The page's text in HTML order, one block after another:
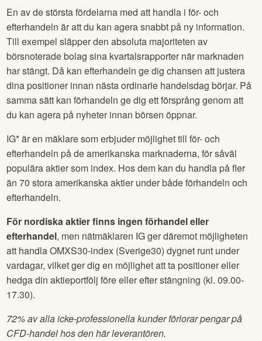
En av de största fördelarna med att handla i för- och
efterhandeln är att du kan agera snabbt på ny information.
Till exempel släpper den absoluta majoriteten av
börsnoterade bolag sina kvartalsrapporter när marknaden
har stängt. Då kan efterhandeln ge dig chansen att justera
dina positioner innan nästa ordinarie handelsdag börjar. På
samma sätt kan förhandeln ge dig ett försprång genom att
du kan agera på nyheter innan börsen öppnar.
IG* är en mäklare som erbjuder möjlighet till för- och
efterhandeln på de amerikanska marknaderna, för såväl
populära aktier som index. Hos dem kan du handla på fler
än 70 stora amerikanska aktier under både förhandeln och
efterhandeln.
För nordiska aktier finns ingen förhandel eller
efterhandel, men nätmäklaren IG ger däremot möjligheten
att handla OMXS30-index (Sverige30) dygnet runt under
vardagar, vilket ger dig en möjlighet att ta positioner eller
hedga din aktieportfölj före eller efter stängning (kl. 09.00-
17.30).
72% av alla icke-professionella kunder förlorar pengar på
CFD-handel hos den här leverantören.